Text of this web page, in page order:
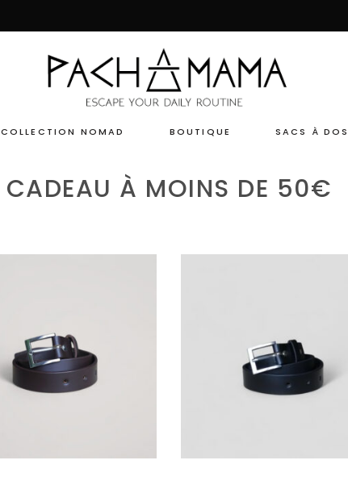
COLLECTION NOMAD BOUTIQUE SACS À DOS
CADEAU À MOINS DE 50€